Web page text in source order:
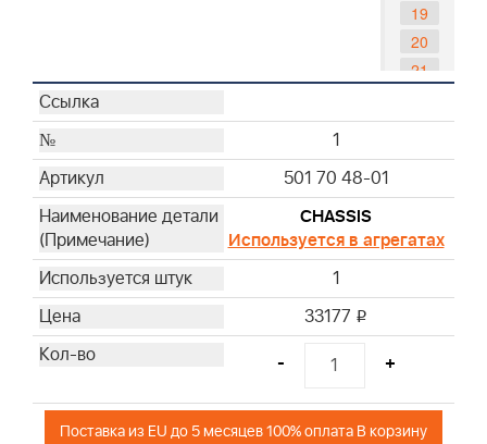
19
20
21
23
24
27
28
29
33
34
1
501 70 48-01
CHASSIS
Используется в агрегатах
1
33177 i
- +
Поставка из EU до 5 месяцев 100% оплата В корзину